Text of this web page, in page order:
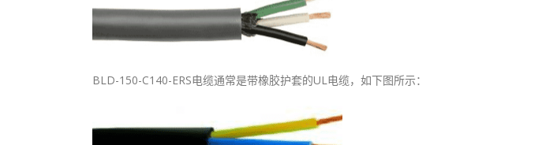
BLD-150-C140-ERS电缆通常是带橡胶护套的UL电缆，如下图所示：